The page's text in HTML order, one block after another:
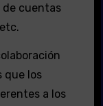
de cuentas
que los
a los